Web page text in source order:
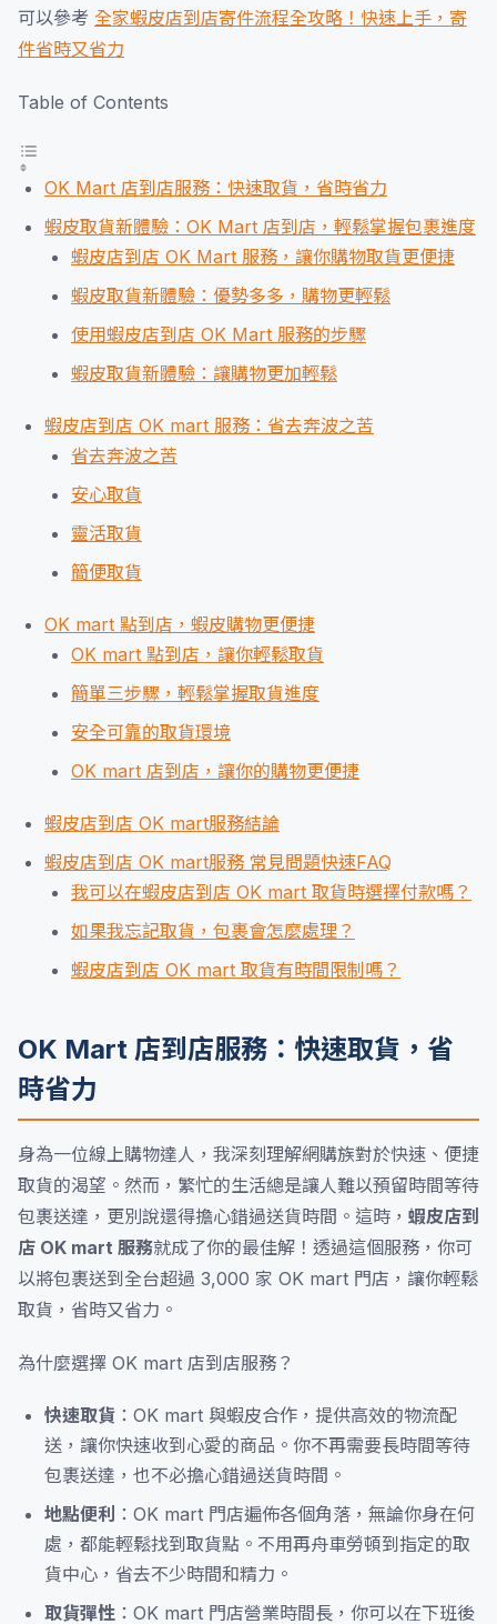
可以參考 全家蝦皮店到店寄件流程全攻略！快速上手，寄
件省時又省力
Table of Contents
OK Mart 店到店服務：快速取貨，省時省力
蝦皮取貨新體驗：OK Mart 店到店，輕鬆掌握包裹進度
蝦皮店到店 OK Mart 服務，讓你購物取貨更便捷
蝦皮取貨新體驗：優勢多多，購物更輕鬆
使用蝦皮店到店 OK Mart 服務的步驟
蝦皮取貨新體驗：讓購物更加輕鬆
蝦皮店到店 OK mart 服務：省去奔波之苦
省去奔波之苦
安心取貨
靈活取貨
簡便取貨
OK mart 點到店，蝦皮購物更便捷
OK mart 點到店，讓你輕鬆取貨
簡單三步驟，輕鬆掌握取貨進度
安全可靠的取貨環境
OK mart 店到店，讓你的購物更便捷
蝦皮店到店 OK mart服務結論
蝦皮店到店 OK mart服務 常見問題快速FAQ
我可以在蝦皮店到店 OK mart 取貨時選擇付款嗎？
如果我忘記取貨，包裹會怎麼處理？
蝦皮店到店 OK mart 取貨有時間限制嗎？
OK Mart 店到店服務：快速取貨，省
時省力
身為一位線上購物達人，我深刻理解網購族對於快速、便捷
取貨的渴望。然而，繁忙的生活總是讓人難以預留時間等待
包裹送達，更別說還得擔心錯過送貨時間。這時， 蝦皮店到
店 OK mart 服務就成了你的最佳解！透過這個服務，你可
以將包裹送到全台超過 3,000 家 OK mart 門店，讓你輕鬆
取貨，省時又省力。
為什麼選擇 OK mart 店到店服務？
快速取貨 ：OK mart 與蝦皮合作，提供高效的物流配
送，讓你快速收到心愛的商品。你不再需要長時間等待
包裹送達，也不必擔心錯過送貨時間。
地點便利 ：OK mart 門店遍佈各個角落，無論你身在何
處，都能輕鬆找到取貨點。不用再舟車勞頓到指定的取
貨中心，省去不少時間和精力。
取貨彈性 ：OK mart 門店營業時間長，你可以在下班後